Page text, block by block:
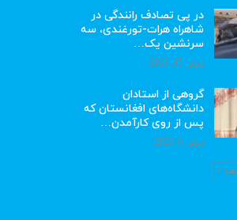
در پی تصادف رانندگی در
شاهراه هرات-تورغندی، سه
سرنشین یک…
ژوئن 15, 2023
گروهی از استادان
دانشگاه‌های افغانستان که
پس از روی کارآمدن…
ژوئن 6, 2023
بعد